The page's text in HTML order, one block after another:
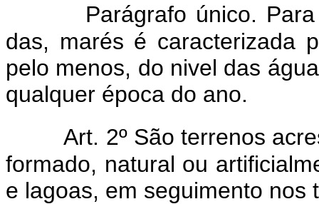
Parágrafo único.
das, marés é caracterizada
pelo menos, do nivel das
qualquer época do ano.
Art. 2º São terrenos
formado, natural ou
e lagoas, em seguimento nos